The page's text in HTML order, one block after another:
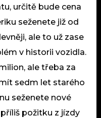
, určitě bude cena
seženete již od
ale to už zase
v historii vozidla.
ale třeba za
sedm let starého
seženete nové
požitku z jízdy